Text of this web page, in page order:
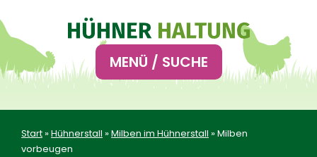
Hauptnavigation
MENÜ / SUCHE
Start »Hühnerstall »Milben im Hühnerstall »Milben
vorbeugen